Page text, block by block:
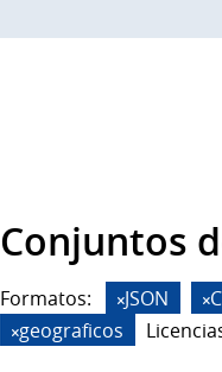
Conjuntos
Formatos: JSON
geograficos